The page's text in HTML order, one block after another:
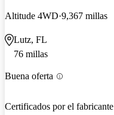
Altitude 4WD 9,367 millas
Lutz, FL
76 millas
Buena oferta
Certificados por el fabricante